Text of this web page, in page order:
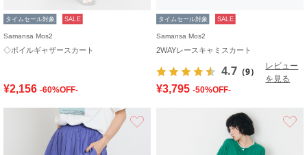
タイムセール対象 SALE
Samansa Mos2
◇ボイルギャザースカート
¥2,156 -60%OFF-
タイムセール対象 SALE
Samansa Mos2
2WAYレースキャミスカート
4.7 （9）
レビュー
を見る
¥3,795 -50%OFF-